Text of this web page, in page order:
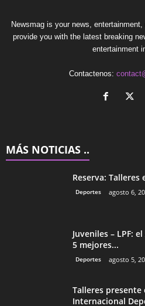
Newsmag is your news,
provide you with the latest breaking
entertainment
Contactenos:
MÁS NOTICIAS ..
Reserva:
Deportes agosto 6,
Juveniles – LPF:
5 mejores...
Deportes agosto 5,
Talleres presente
Internacional